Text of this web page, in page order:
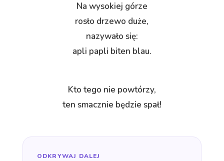
Na wysokiej górze
rosło drzewo duże,
nazywało się:
apli papli biten blau.
Kto tego nie powtórzy,
ten smacznie będzie spał!
ODKRYWAJ DALEJ